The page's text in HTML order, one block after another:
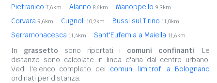
Pietranico 7,6km Alanno 8,6km Manoppello 9,3km
Corvara 9,6km Cugnoli 10,2km Bussi sul Tirino 11,0km
Serramonacesca 11,4km Sant'Eufemia a Maiella 11,6km
In grassetto sono riportati i comuni confinanti. Le
distanze sono calcolate in linea d'aria dal centro urbano.
Vedi l'elenco completo dei comuni limitrofi a Bolognano
ordinati per distanza.